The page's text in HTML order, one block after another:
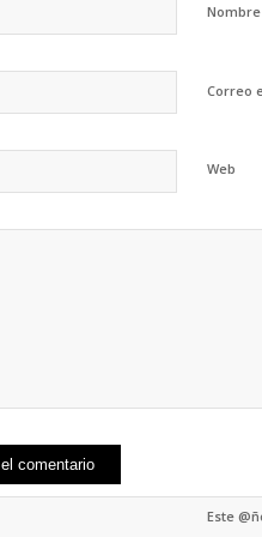
Nombre
Correo
Web
Este